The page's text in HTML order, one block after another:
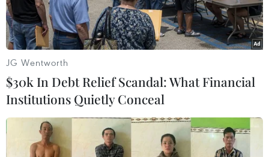
JG Wentworth
$30k In Debt Relief Scandal: What Financial
Institutions Quietly Conceal